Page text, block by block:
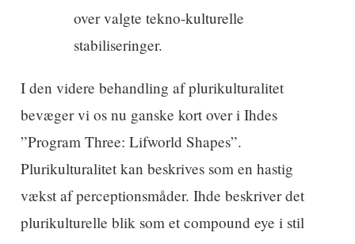
over valgte tekno-kulturelle
stabiliseringer.
I den videre behandling af plurikulturalitet
bevæger vi os nu ganske kort over i Ihdes
”Program Three: Lifworld Shapes”.
Plurikulturalitet kan beskrives som en hastig
vækst af perceptionsmåder. Ihde beskriver det
plurikulturelle blik som et compound eye i stil